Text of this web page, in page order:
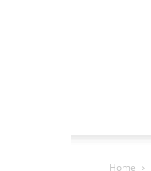
Home